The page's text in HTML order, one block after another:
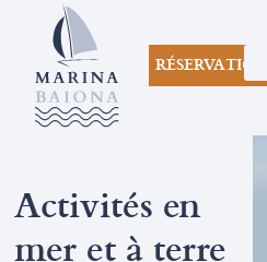
RÉSERVATIONS
Activités en
mer et à terre